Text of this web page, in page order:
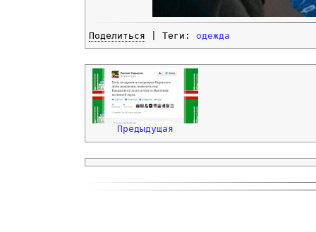
Поделиться | Теги: одежда
Предыдущая